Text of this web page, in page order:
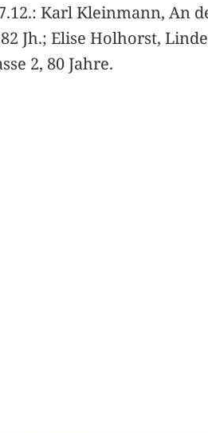
Karl Kleinmann, An
Jh.; Elise Holhorst,
2, 80 Jahre.